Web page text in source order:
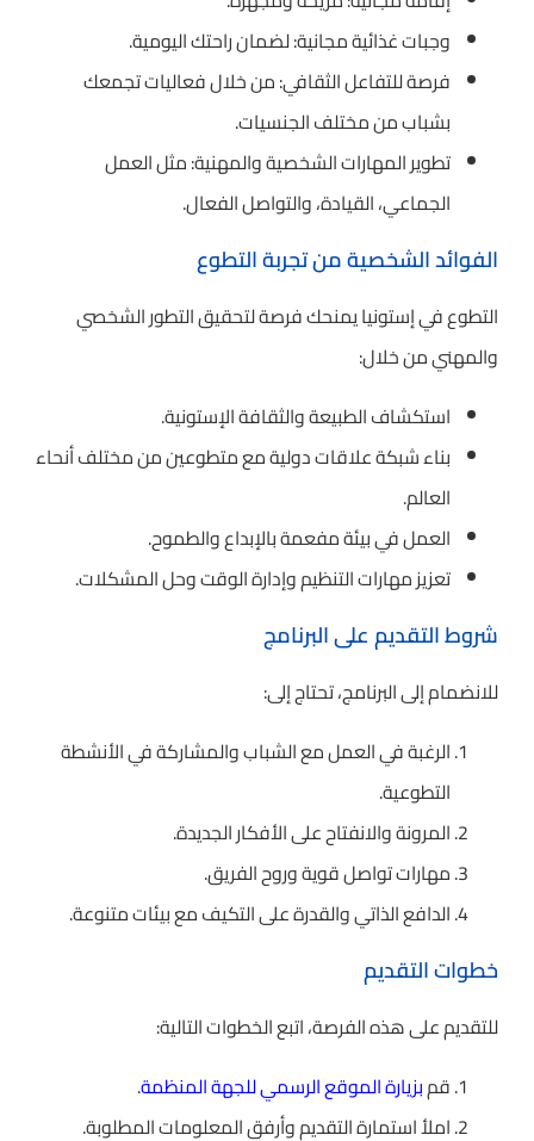
وجبات غذائية مجانية: لضمان راحتك اليومية.
فرصة للتفاعل الثقافي: من خلال فعاليات تجمعك
بشباب من مختلف الجنسيات.
تطوير المهارات الشخصية والمهنية: مثل العمل
الجماعي، القيادة، والتواصل الفعال.
الفوائد الشخصية من تجربة التطوع
التطوع في إستونيا يمنحك فرصة لتحقيق التطور الشخصي
والمهني من خلال:
استكشاف الطبيعة والثقافة الإستونية.
بناء شبكة علاقات دولية مع متطوعين من مختلف أنحاء
العالم.
العمل في بيئة مفعمة بالإبداع والطموح.
تعزيز مهارات التنظيم وإدارة الوقت وحل المشكلات.
شروط التقديم على البرنامج
للانضمام إلى البرنامج، تحتاج إلى:
الرغبة في العمل مع الشباب والمشاركة في الأنشطة
التطوعية.
المرونة والانفتاح على الأفكار الجديدة.
مهارات تواصل قوية وروح الفريق.
الدافع الذاتي والقدرة على التكيف مع بيئات متنوعة.
خطوات التقديم
للتقديم على هذه الفرصة، اتبع الخطوات التالية:
قمبزيارة الموقع الرسمي للجهة المنظمة.
املأ استمارة التقديم وأرفق المعلومات المطلوبة.